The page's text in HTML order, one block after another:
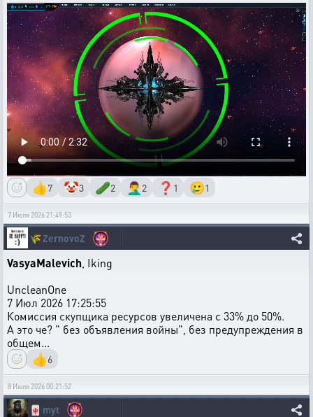
👍7 🤡3 🥒2 🤦‍♂️ 2 ❓ 1 🥲1
7 Июля 2026 21:49:53
🌾ZernovoZ
VasyaMalevich, Iking
UncleanOne
7 Июл 2026 17:25:55
Комиссия скупщика ресурсов увеличена с 33% до 50%.
А это че? " без объявления войны", без предупреждения в
общем...
👍6
8 Июля 2026 00:21:52
🀄 myt